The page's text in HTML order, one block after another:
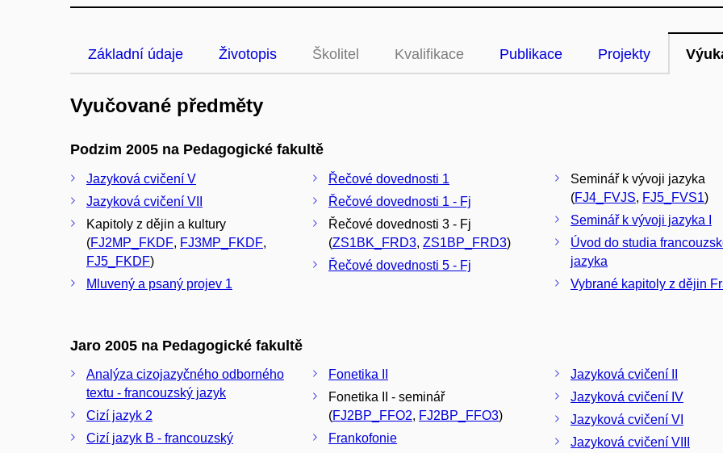
Základní údaje Životopis Školitel Kvalifikace Publikace Projekty
Vyučované předměty
Podzim 2005 na Pedagogické fakultě
Jazyková cvičení V
Jazyková cvičení VII
Kapitoly z dějin a kultury
(FJ2MP_FKDF, FJ3MP_FKDF,
FJ5_FKDF)
Mluvený a psaný projev 1
Řečové dovednosti 1
Řečové dovednosti 1 - Fj
Řečové dovednosti 3 - Fj
(ZS1BK_FRD3, ZS1BP_FRD3)
Řečové dovednosti 5 - Fj
Seminář k vývoji jazyka
(FJ4_FVJS, FJ5_FVS1)
Seminář k vývoji jazyka I
Úvod do studia
jazyka
Vybrané kapitoly z dějin
Jaro 2005 na Pedagogické fakultě
Analýza cizojazyčného odborného
textu - francouzský jazyk
Cizí jazyk 2
Cizí jazyk B - francouzský
Fonetika II
Fonetika II - seminář
(FJ2BP_FFO2, FJ2BP_FFO3)
Frankofonie
Jazyková cvičení II
Jazyková cvičení IV
Jazyková cvičení VI
Jazyková cvičení VIII